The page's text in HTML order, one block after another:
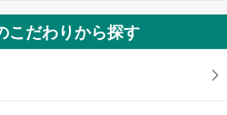
こだわりから探す